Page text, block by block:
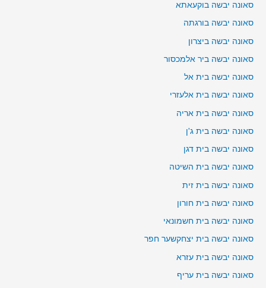
סאונה יבשה בוקעאתא
סאונה יבשה בורגתה
סאונה יבשה ביצרון
סאונה יבשה ביר אלמכסור
סאונה יבשה בית אל
סאונה יבשה בית אלעזרי
סאונה יבשה בית אריה
סאונה יבשה בית ג'ן
סאונה יבשה בית דגן
סאונה יבשה בית השיטה
סאונה יבשה בית זית
סאונה יבשה בית חורון
סאונה יבשה בית חשמונאי
סאונה יבשה בית יצחקשער חפר
סאונה יבשה בית עזרא
סאונה יבשה בית עריף